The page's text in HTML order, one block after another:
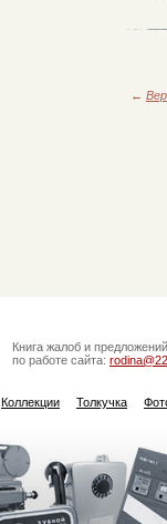
←
Книга жалоб и предложений
по работе сайта:
Коллекции Толкучка